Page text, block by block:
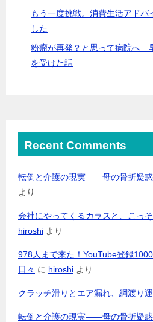
もう一度挑戦。消費生活アドバ
した
粉瘤が再発？と思って病院へ
を受けた話
Recent Comments
転倒と介護の現実――母の骨折疑
より
会社にやってくるカラスと、こっ
hiroshi より
978人まで来た！YouTube登録
日々 に hiroshi より
クラッチ滑りとエア漏れ、綱渡り
転倒と介護の現実――母の骨折疑